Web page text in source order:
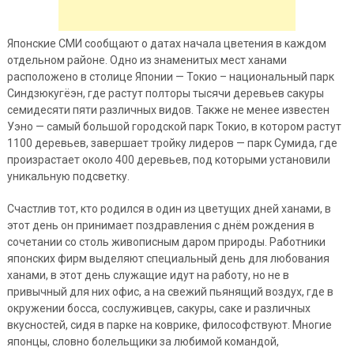
Японские СМИ сообщают о датах начала цветения в каждом
отдельном районе. Одно из знаменитых мест ханами
расположено в столице Японии — Токио – национальный парк
Синдзюкугёэн, где растут полторы тысячи деревьев сакуры
семидесяти пяти различных видов. Также не менее известен
Уэно — самый большой городской парк Токио, в котором растут
1100 деревьев, завершает тройку лидеров — парк Сумида, где
произрастает около 400 деревьев, под которыми установили
уникальную подсветку.
Счастлив тот, кто родился в один из цветущих дней ханами, в
этот день он принимает поздравления с днём рождения в
сочетании со столь живописным даром природы. Работники
японских фирм выделяют специальный день для любования
ханами, в этот день служащие идут на работу, но не в
привычный для них офис, а на свежий пьянящий воздух, где в
окружении босса, сослуживцев, сакуры, саке и различных
вкусностей, сидя в парке на коврике, философствуют. Многие
японцы, словно болельщики за любимой командой,